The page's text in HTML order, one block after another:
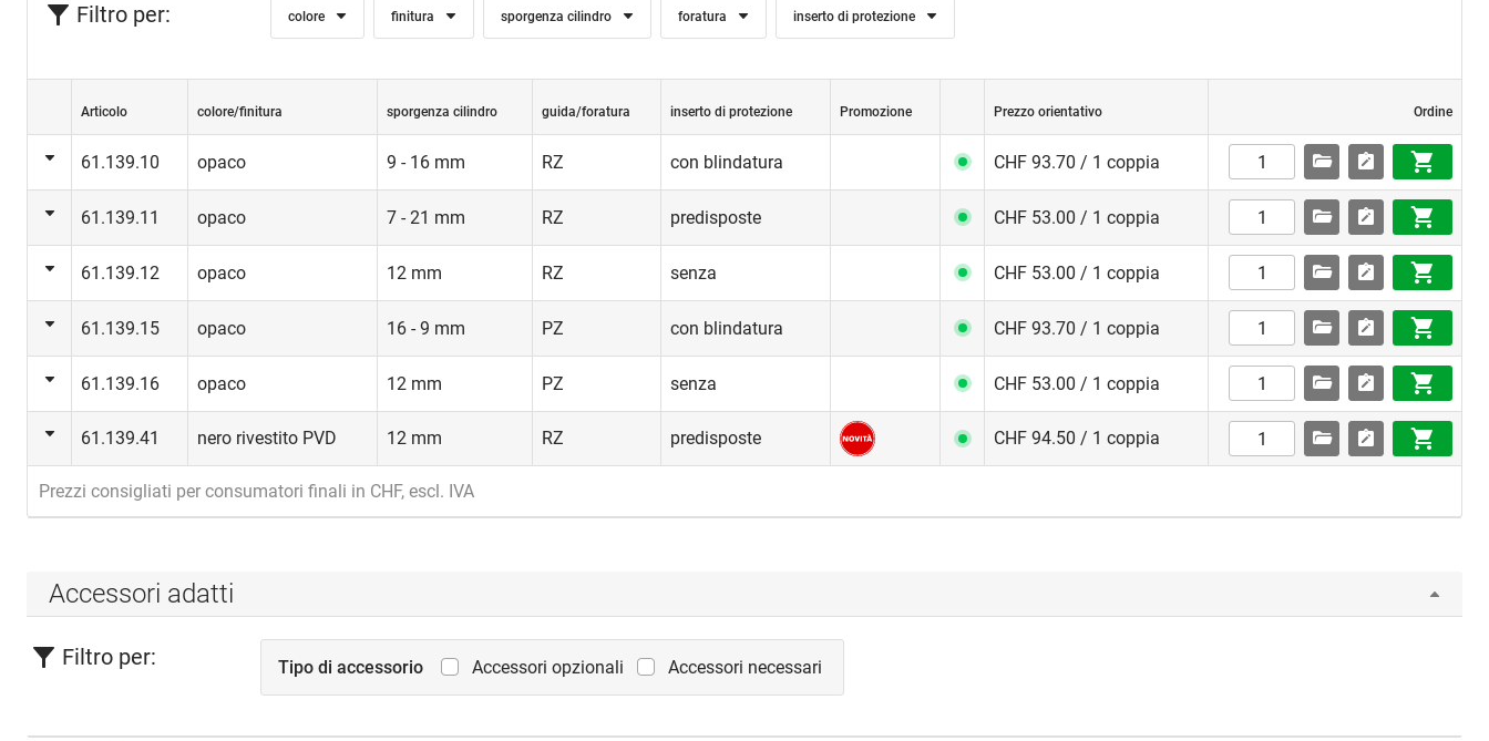
Filtro per: colore finitura sporgenza cilindro foratura inserto di protezione
Articolo colore/finitura sporgenza cilindro guida/foratura inserto di protezione Promozione Prezzo orientativo Ordine
61.139.10 opaco 9 - 16 mm RZ con blindatura CHF 93.70 / 1 coppia
61.139.11 opaco 7 - 21 mm RZ predisposte CHF 53.00 / 1 coppia
61.139.12 opaco 12 mm RZ senza CHF 53.00 / 1 coppia
61.139.15 opaco 16 - 9 mm PZ con blindatura CHF 93.70 / 1 coppia
61.139.16 opaco 12 mm PZ senza CHF 53.00 / 1 coppia
61.139.41 nero rivestito PVD 12 mm RZ predisposte CHF 94.50 / 1 coppia
Prezzi consigliati per consumatori finali in CHF, escl. IVA
Accessori adatti
Filtro per: Tipo di accessorio Accessori opzionali Accessori necessari